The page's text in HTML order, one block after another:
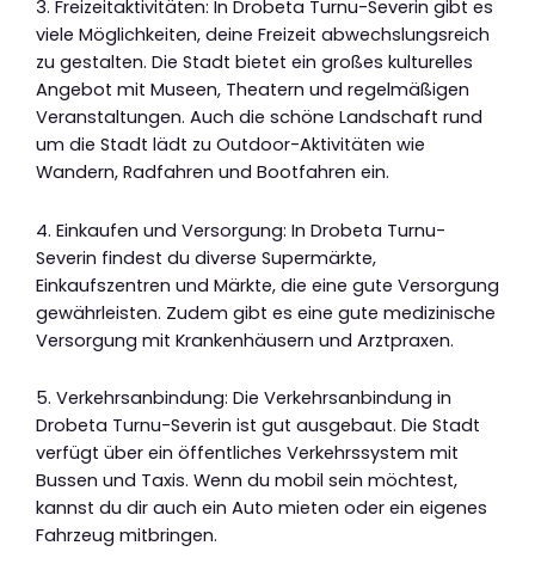
3. Freizeitaktivitäten: In Drobeta Turnu-Severin gibt es
viele Möglichkeiten, deine Freizeit abwechslungsreich
zu gestalten. Die Stadt bietet ein großes kulturelles
Angebot mit Museen, Theatern und regelmäßigen
Veranstaltungen. Auch die schöne Landschaft rund
um die Stadt lädt zu Outdoor-Aktivitäten wie
Wandern, Radfahren und Bootfahren ein.
4. Einkaufen und Versorgung: In Drobeta Turnu-
Severin findest du diverse Supermärkte,
Einkaufszentren und Märkte, die eine gute Versorgung
gewährleisten. Zudem gibt es eine gute medizinische
Versorgung mit Krankenhäusern und Arztpraxen.
5. Verkehrsanbindung: Die Verkehrsanbindung in
Drobeta Turnu-Severin ist gut ausgebaut. Die Stadt
verfügt über ein öffentliches Verkehrssystem mit
Bussen und Taxis. Wenn du mobil sein möchtest,
kannst du dir auch ein Auto mieten oder ein eigenes
Fahrzeug mitbringen.